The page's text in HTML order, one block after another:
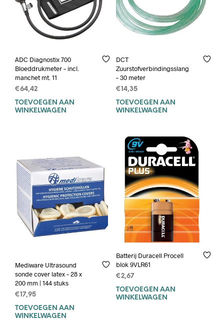
ADC Diagnostix 700
Bloeddrukmeter – incl.
manchet mt. 11
€64,42
TOEVOEGEN AAN
WINKELWAGEN
DCT
Zuurstofverbindingsslang
– 30 meter
€14,35
TOEVOEGEN AAN
WINKELWAGEN
Mediware Ultrasound
sonde cover latex – 28 x
200 mm | 144 stuks
€ 17,95
TOEVOEGEN AAN
WINKELWAGEN
Batterij Duracell Procell
blok 9VLR61
€2,67
TOEVOEGEN AAN
WINKELWAGEN